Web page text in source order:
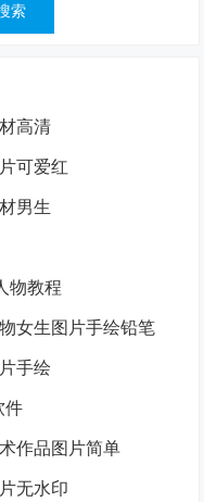
高清
可爱红
男生
物教程
女生图片手绘铅笔
手绘
件
作品图片简单
无水印